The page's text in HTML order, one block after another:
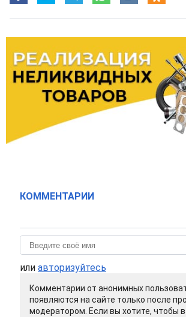
КОММЕНТАРИИ
или авторизуйтесь
Комментарии от анонимных
появляются на сайте только после
модератором. Если вы хотите, чтобы